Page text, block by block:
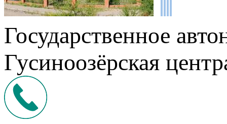
Государственное
Гусиноозёрская